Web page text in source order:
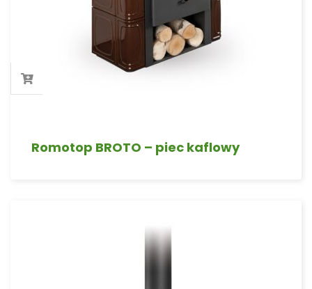
Romotop BROTO – piec kaflowy